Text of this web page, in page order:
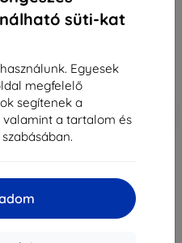
süti-kat
Egyesek
megfelelő
segítenek a
a tartalom és
EXTRA10 Kosárba